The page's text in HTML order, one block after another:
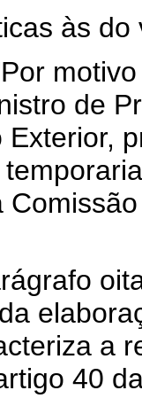
às do
de
Exterior,
a
40